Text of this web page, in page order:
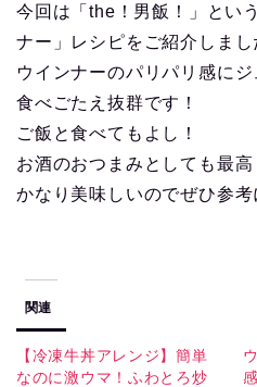
今回は「the！男飯！」とい
ナー」レシピをご紹介しまし
ウインナーのパリパリ感にジ
食べごたえ抜群です！
ご飯と食べてもよし！
お酒のおつまみとしても最高
かなり美味しいのでぜひ参考
関連
【冷凍牛丼アレンジ】簡単
なのに激ウマ！ふわとろ炒